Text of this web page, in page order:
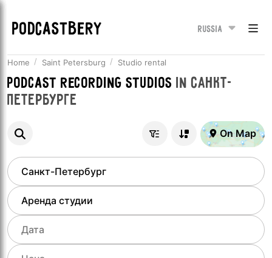
PODCASTBERY Russia
Home Saint Petersburg Studio rental
Podcast recording studios inСанкт-
Петербурге
On Map